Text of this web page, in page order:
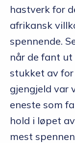
hastverk for
afrikansk
spennende.
når de fant
stukket av
gjengjeld var
eneste som
hold i løpet
mest